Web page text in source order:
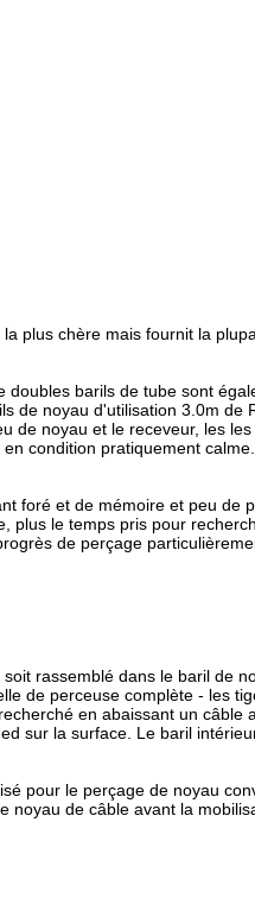
plus chère mais fournit la
barils de tube sont
de noyau d'utilisation 3.0m de
de noyau et le receveur, les
condition pratiquement calme.
foré et de mémoire et peu de
plus le temps pris pour
de perçage
rassemblé dans le baril de
de perceuse complète - les
en abaissant un câble
sur la surface. Le baril
pour le perçage de noyau
de câble avant la